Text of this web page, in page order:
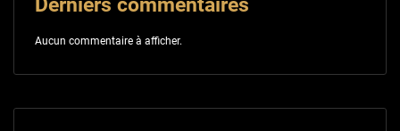
Derniers commentaires
Aucun commentaire à afficher.